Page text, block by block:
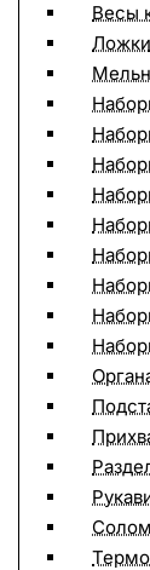
Весы
Ложки